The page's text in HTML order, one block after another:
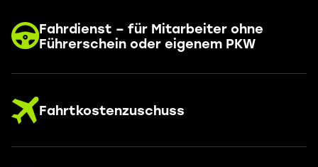
Fahrdienst – für Mitarbeiter ohne
Führerschein oder eigenem PKW
Fahrtkostenzuschuss